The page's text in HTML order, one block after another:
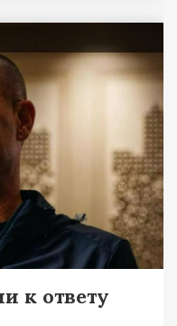
к ответу